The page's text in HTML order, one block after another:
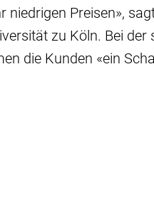
Preisen»,
zu Köln. Bei der
die Kunden «ein